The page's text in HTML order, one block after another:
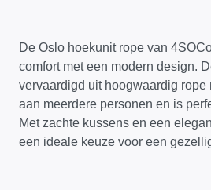
De Oslo hoekunit rope van
comfort met een modern design.
vervaardigd uit hoogwaardig rope
aan meerdere personen en is
Met zachte kussens en een
een ideale keuze voor een